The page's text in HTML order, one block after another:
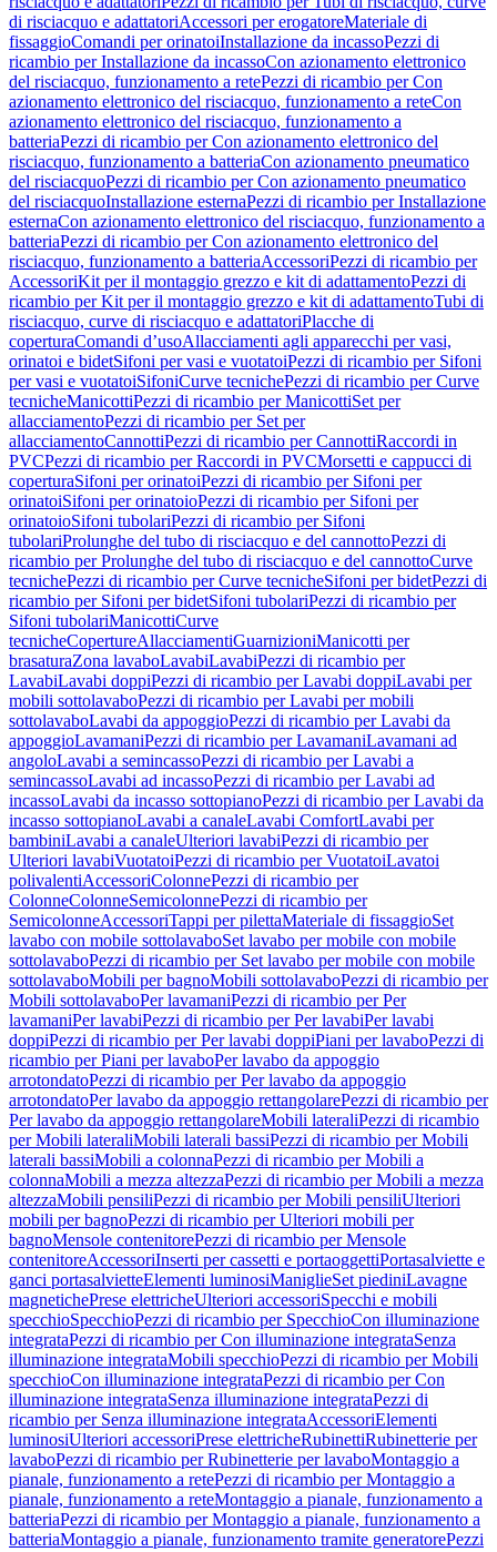
di risciacquo e adattatoriAccessori per erogatoreMateriale di
fissaggioComandi per orinatoiInstallazione da incassoPezzi di
ricambio per Installazione da incassoCon azionamento elettronico
del risciacquo, funzionamento a retePezzi di ricambio per Con
azionamento elettronico del risciacquo, funzionamento a reteCon
azionamento elettronico del risciacquo, funzionamento a
batteriaPezzi di ricambio per Con azionamento elettronico del
risciacquo, funzionamento a batteriaCon azionamento pneumatico
del risciacquoPezzi di ricambio per Con azionamento pneumatico
del risciacquoInstallazione esternaPezzi di ricambio per Installazione
esternaCon azionamento elettronico del risciacquo, funzionamento a
batteriaPezzi di ricambio per Con azionamento elettronico del
risciacquo, funzionamento a batteriaAccessoriPezzi di ricambio per
AccessoriKit per il montaggio grezzo e kit di adattamentoPezzi di
ricambio per Kit per il montaggio grezzo e kit di adattamentoTubi di
risciacquo, curve di risciacquo e adattatoriPlacche di
coperturaComandi d’usoAllacciamenti agli apparecchi per vasi,
orinatoi e bidetSifoni per vasi e vuotatoiPezzi di ricambio per Sifoni
per vasi e vuotatoiSifoniCurve tecnichePezzi di ricambio per Curve
tecnicheManicottiPezzi di ricambio per ManicottiSet per
allacciamentoPezzi di ricambio per Set per
allacciamentoCannottiPezzi di ricambio per CannottiRaccordi in
PVCPezzi di ricambio per Raccordi in PVCMorsetti e cappucci di
coperturaSifoni per orinatoiPezzi di ricambio per Sifoni per
orinatoiSifoni per orinatoioPezzi di ricambio per Sifoni per
orinatoioSifoni tubolariPezzi di ricambio per Sifoni
tubolariProlunghe del tubo di risciacquo e del cannottoPezzi di
ricambio per Prolunghe del tubo di risciacquo e del cannottoCurve
tecnichePezzi di ricambio per Curve tecnicheSifoni per bidetPezzi di
ricambio per Sifoni per bidetSifoni tubolariPezzi di ricambio per
Sifoni tubolariManicottiCurve
tecnicheCopertureAllacciamentiGuarnizioniManicotti per
brasaturaZona lavaboLavabiLavabiPezzi di ricambio per
LavabiLavabi doppiPezzi di ricambio per Lavabi doppiLavabi per
mobili sottolavaboPezzi di ricambio per Lavabi per mobili
sottolavaboLavabi da appoggioPezzi di ricambio per Lavabi da
appoggioLavamaniPezzi di ricambio per LavamaniLavamani ad
angoloLavabi a semincassoPezzi di ricambio per Lavabi a
semincassoLavabi ad incassoPezzi di ricambio per Lavabi ad
incassoLavabi da incasso sottopianoPezzi di ricambio per Lavabi da
incasso sottopianoLavabi a canaleLavabi ComfortLavabi per
bambiniLavabi a canaleUlteriori lavabiPezzi di ricambio per
Ulteriori lavabiVuotatoiPezzi di ricambio per VuotatoiLavatoi
polivalentiAccessoriColonnePezzi di ricambio per
ColonneColonneSemicolonnePezzi di ricambio per
SemicolonneAccessoriTappi per pilettaMateriale di fissaggioSet
lavabo con mobile sottolavaboSet lavabo per mobile con mobile
sottolavaboPezzi di ricambio per Set lavabo per mobile con mobile
sottolavaboMobili per bagnoMobili sottolavaboPezzi di ricambio per
Mobili sottolavaboPer lavamaniPezzi di ricambio per Per
lavamaniPer lavabiPezzi di ricambio per Per lavabiPer lavabi
doppiPezzi di ricambio per Per lavabi doppiPiani per lavaboPezzi di
ricambio per Piani per lavaboPer lavabo da appoggio
arrotondatoPezzi di ricambio per Per lavabo da appoggio
arrotondatoPer lavabo da appoggio rettangolarePezzi di ricambio per
Per lavabo da appoggio rettangolareMobili lateraliPezzi di ricambio
per Mobili lateraliMobili laterali bassiPezzi di ricambio per Mobili
laterali bassiMobili a colonnaPezzi di ricambio per Mobili a
colonnaMobili a mezza altezzaPezzi di ricambio per Mobili a mezza
altezzaMobili pensiliPezzi di ricambio per Mobili pensiliUlteriori
mobili per bagnoPezzi di ricambio per Ulteriori mobili per
bagnoMensole contenitorePezzi di ricambio per Mensole
contenitoreAccessoriInserti per cassetti e portaoggettiPortasalviette e
ganci portasalvietteElementi luminosiManiglieSet piediniLavagne
magnetichePrese elettricheUlteriori accessoriSpecchi e mobili
specchioSpecchioPezzi di ricambio per SpecchioCon illuminazione
integrataPezzi di ricambio per Con illuminazione integrataSenza
illuminazione integrataMobili specchioPezzi di ricambio per Mobili
specchioCon illuminazione integrataPezzi di ricambio per Con
illuminazione integrataSenza illuminazione integrataPezzi di
ricambio per Senza illuminazione integrataAccessoriElementi
luminosiUlteriori accessoriPrese elettricheRubinettiRubinetterie per
lavaboPezzi di ricambio per Rubinetterie per lavaboMontaggio a
pianale, funzionamento a retePezzi di ricambio per Montaggio a
pianale, funzionamento a reteMontaggio a pianale, funzionamento a
batteriaPezzi di ricambio per Montaggio a pianale, funzionamento a
batteriaMontaggio a pianale, funzionamento tramite generatorePezzi